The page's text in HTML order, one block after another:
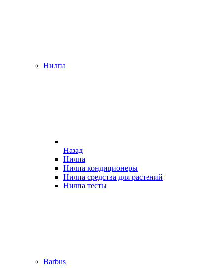
Нилпа
Назад
Нилпа
Нилпа кондиционеры
Нилпа средства для растений
Нилпа тесты
Barbus